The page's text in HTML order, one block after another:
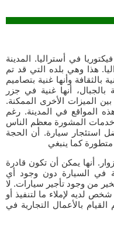
في أستراليا. المدينة
هذا وهي بلده التي قد تم
بالثقافة وأنها غنية بتصاميم
بالجبال، أنها غنية في جزر
الميزات الأخرى الممكنة.
المواقع في المدينة. رغم
خدمات المشورة معظم الناس
استئجار سيارة. أن الحجة
أنها يمكن أن تكون قادرة
في السيارة دون وجود أي
من وجود تأجير سيارات. لا
لديه لإملاء ما لتنفيذ أو
بالأعمال التجارية في